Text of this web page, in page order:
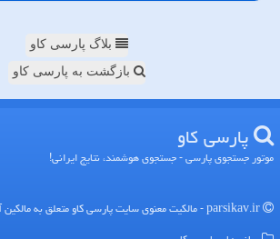
بلاگ پارسی کاو
بازگشت به پارسی کاو
پارسی كاو
موتور جستجوی پارسی - جستجوی هوشمند، نتایج ایرانی!